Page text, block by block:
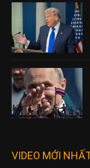
VIDEO MỚI